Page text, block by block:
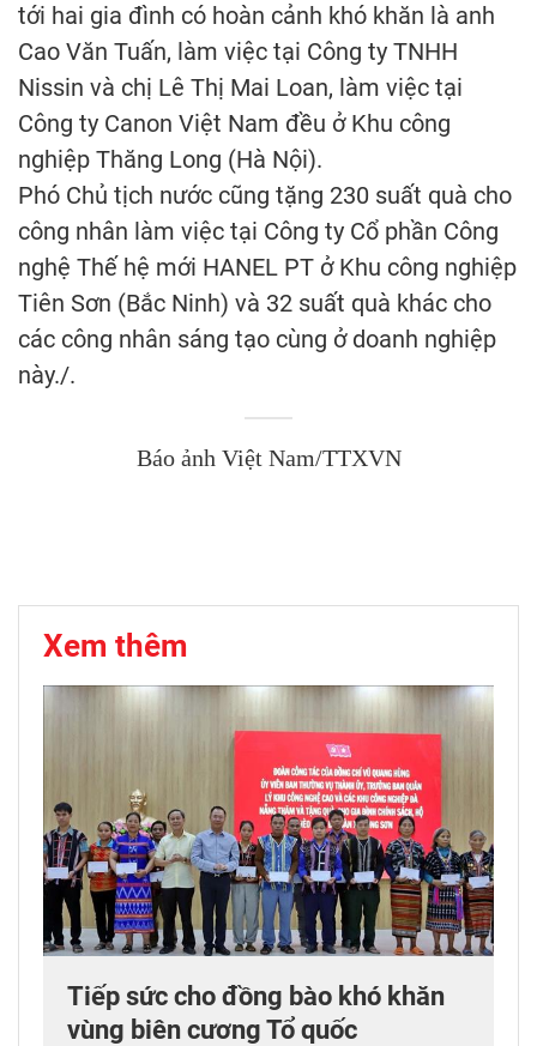
tới hai gia đình có hoàn cảnh khó khăn là anh
Cao Văn Tuấn, làm việc tại Công ty TNHH
Nissin và chị Lê Thị Mai Loan, làm việc tại
Công ty Canon Việt Nam đều ở Khu công
nghiệp Thăng Long (Hà Nội).
Phó Chủ tịch nước cũng tặng 230 suất quà cho
công nhân làm việc tại Công ty Cổ phần Công
nghệ Thế hệ mới HANEL PT ở Khu công nghiệp
Tiên Sơn (Bắc Ninh) và 32 suất quà khác cho
các công nhân sáng tạo cùng ở doanh nghiệp
này./.
Báo ảnh Việt Nam/TTXVN
Xem thêm
Tiếp sức cho đồng bào khó khăn
vùng biên cương Tổ quốc